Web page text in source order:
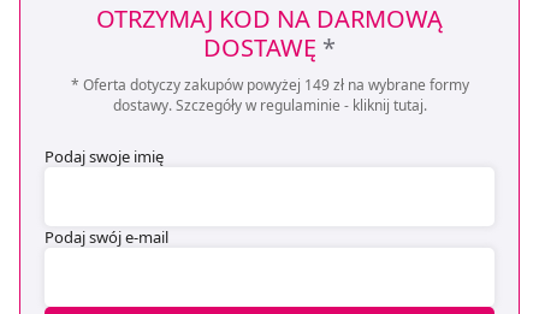
OTRZYMAJ KOD NA DARMOWĄ
DOSTAWĘ *
* Oferta dotyczy zakupów powyżej 149 zł na wybrane formy
dostawy. Szczegóły w regulaminie - kliknij tutaj.
Podaj swoje imię
Podaj swój e-mail